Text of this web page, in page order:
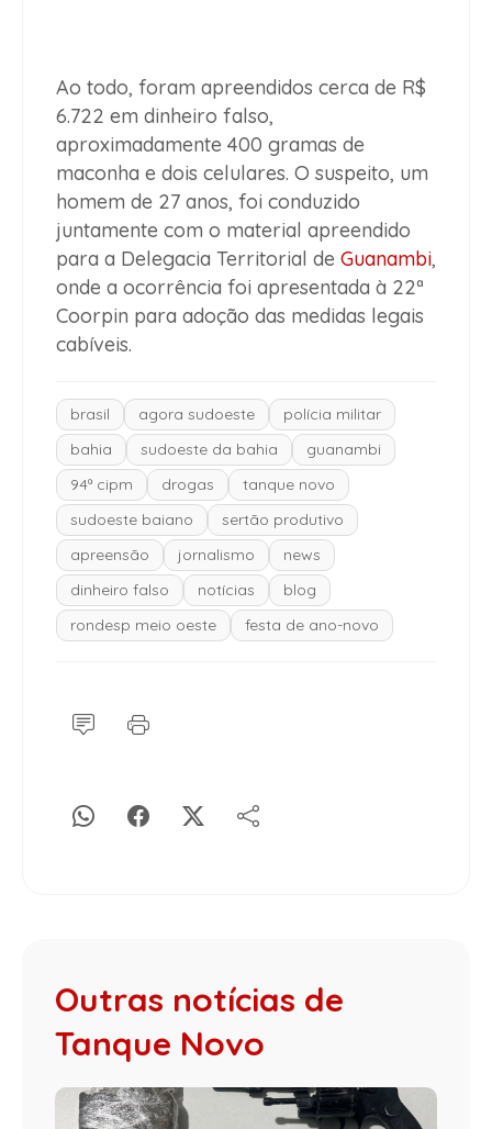
Ao todo, foram apreendidos cerca de R$
6.722 em dinheiro falso,
aproximadamente 400 gramas de
maconha e dois celulares. O suspeito, um
homem de 27 anos, foi conduzido
juntamente com o material apreendido
para a Delegacia Territorial de Guanambi,
onde a ocorrência foi apresentada à 22ª
Coorpin para adoção das medidas legais
cabíveis.
brasil agora sudoeste
polícia militar
bahia
sudoeste da bahia
guanambi
94ª cipm
drogas
tanque novo
sudoeste baiano
sertão produtivo
apreensão
jornalismo
news
dinheiro falso
notícias
blog
rondesp meio oeste
festa de ano-novo
Outras notícias de
Tanque Novo